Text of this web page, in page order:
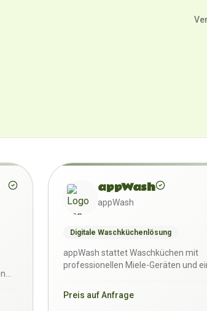
appWash
appWash
Digitale Waschküchenlösung
appWash stattet Waschküchen mit
professionellen Miele-Geräten und
Preis auf Anfrage